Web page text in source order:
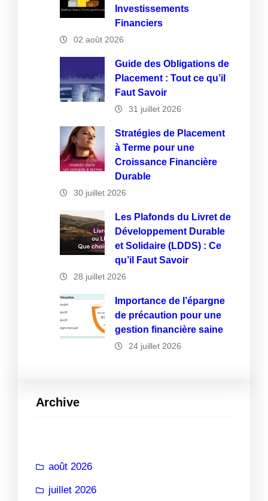
Investissements
Financiers
02 août 2026
Guide des Obligations de
Placement : Tout ce qu’il
Faut Savoir
31 juillet 2026
Stratégies de Placement
à Terme pour une
Croissance Financière
Durable
30 juillet 2026
Les Plafonds du Livret de
Développement Durable
et Solidaire (LDDS) : Ce
qu’il Faut Savoir
28 juillet 2026
Importance de l’épargne
de précaution pour une
gestion financière saine
24 juillet 2026
Archive
août 2026
juillet 2026